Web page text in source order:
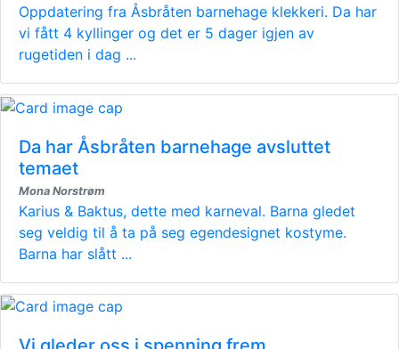
Oppdatering fra Åsbråten barnehage klekkeri. Da har
vi fått 4 kyllinger og det er 5 dager igjen av
rugetiden i dag ...
Da har Åsbråten barnehage avsluttet
temaet
Mona Norstrøm
Karius & Baktus, dette med karneval. Barna gledet
seg veldig til å ta på seg egendesignet kostyme.
Barna har slått ...